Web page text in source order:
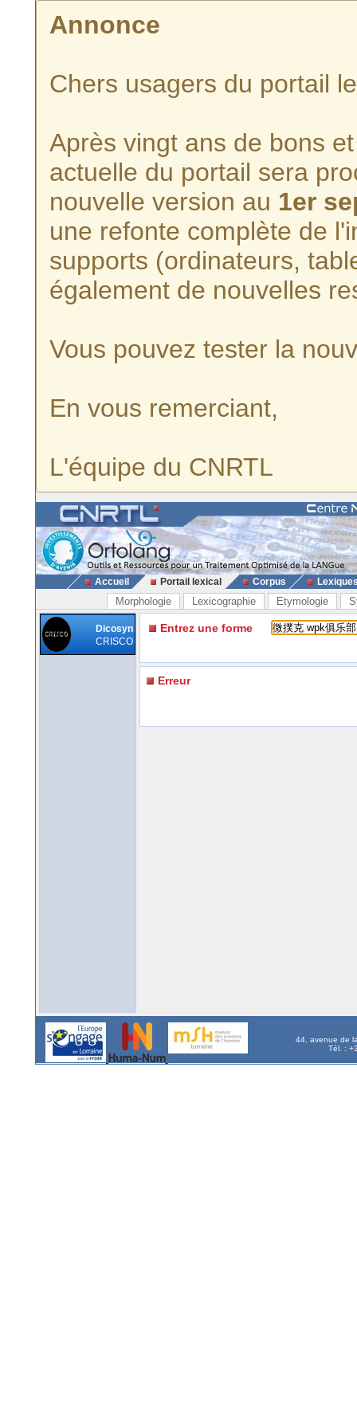
Annonce
Chers usagers du portail
Après vingt ans de bons
actuelle du portail sera
nouvelle version au 1er
une refonte complète de
supports (ordinateurs,
également de nouvelles
Vous pouvez tester la
En vous remerciant,
L'équipe du CNRTL
Accueil Portail lexical Corpus
Morphologie Lexicographie Etymologie
Dicosyn
CRISCO
Entrez une forme
Erreur
44, avenue de
Tél. :